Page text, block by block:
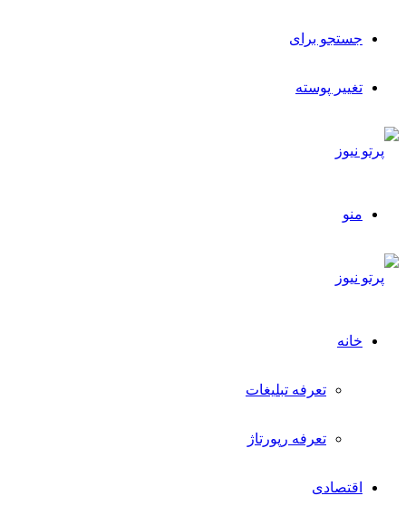
جستجو برای
تغییر پوسته
منو
خانه
تعرفه تبلیغات
تعرفه رپورتاژ
اقتصادی